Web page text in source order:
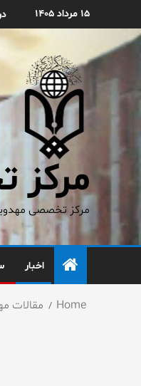
۱۵ مرداد ۱۴۰۵
مرکز
مرکز تخصصی
اخبار
Home مقالات